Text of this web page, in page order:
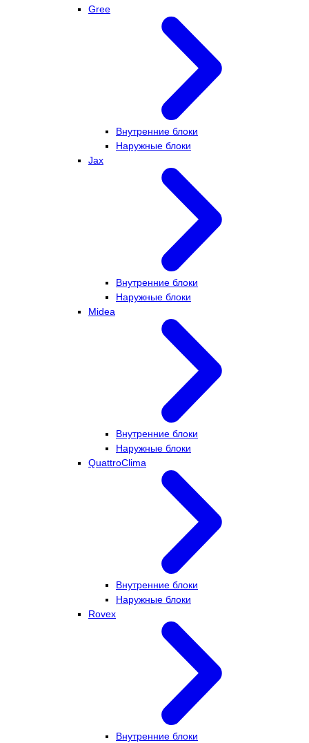
Gree
Внутренние блоки
Наружные блоки
Jax
Внутренние блоки
Наружные блоки
Midea
Внутренние блоки
Наружные блоки
QuattroClima
Внутренние блоки
Наружные блоки
Rovex
Внутренние блоки